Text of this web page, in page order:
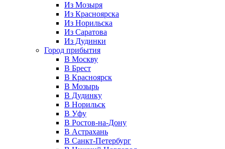
Из Мозыря
Из Красноярска
Из Норильска
Из Саратова
Из Дудинки
Город прибытия
В Москву
В Брест
В Красноярск
В Мозырь
В Дудинку
В Норильск
В Уфу
В Ростов-на-Дону
В Астрахань
В Санкт-Петербург